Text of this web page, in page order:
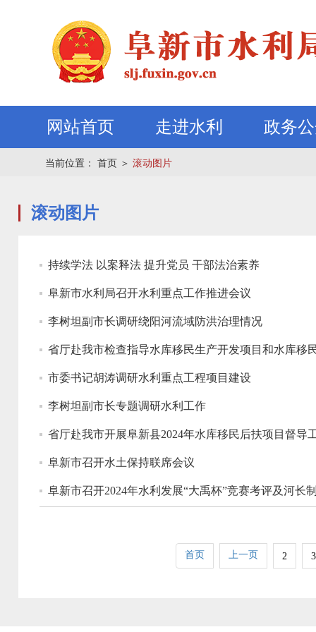
网站首页 走进水利 政务
当前位置： 首页 ＞ 滚动图片
滚动图片
持续学法 以案释法 提升党员 干部法治素养
阜新市水利局召开水利重点工作推进会议
李树坦副市长调研绕阳河流域防洪治理情况
省厅赴我市检查指导水库移民生产开发项目和水库移
市委书记胡涛调研水利重点工程项目建设
李树坦副市长专题调研水利工作
省厅赴我市开展阜新县2024年水库移民后扶项目督导
阜新市召开水土保持联席会议
阜新市召开2024年水利发展“大禹杯”竞赛考评及河长
首页 上一页 2 3